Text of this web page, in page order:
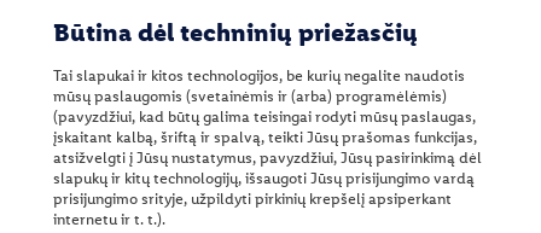
Dažniausiai užduodami klausimai apie dovanų korteles
SILVERCREST
CRIVIT
LIDL tekstilė
Duomenų apsauga
Klientų aptarnavimo skyriaus privatumo politika
Slapukai
Svetainės duomenų apsaugos taisyklės
Socialinės žiniasklaidos paskyrų privatumo politika
Būtina dėl techninių priežasčių
Tai slapukai ir kitos technologijos, be kurių negalite naudotis
mūsų paslaugomis (svetainėmis ir (arba) programėlėmis)
(pavyzdžiui, kad būtų galima teisingai rodyti mūsų paslaugas,
įskaitant kalbą, šriftą ir spalvą, teikti Jūsų prašomas funkcijas,
atsižvelgti į Jūsų nustatymus, pavyzdžiui, Jūsų pasirinkimą dėl
slapukų ir kitų technologijų, išsaugoti Jūsų prisijungimo vardą
prisijungimo srityje, užpildyti pirkinių krepšelį apsiperkant
internetu ir t. t.).